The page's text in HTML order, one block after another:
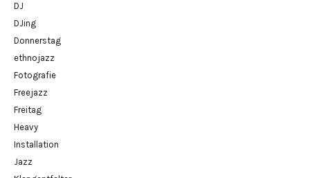
DJ
DJing
Donnerstag
ethnojazz
Fotografie
Freejazz
Freitag
Heavy
Installation
Jazz